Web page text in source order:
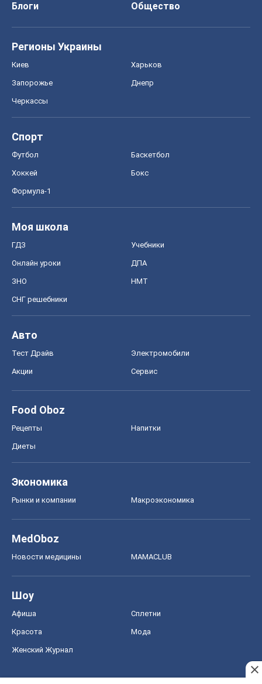
Блоги
Общество
Регионы Украины
Киев Харьков
Запорожье Днепр
Черкассы
Спорт
Футбол Баскетбол
Хоккей Бокс
Формула-1
Моя школа
ГДЗ Учебники
Онлайн уроки ДПА
ЗНО НМТ
СНГ решебники
Авто
Тест Драйв Электромобили
Акции Сервис
Food Oboz
Рецепты Напитки
Диеты
Экономика
Рынки и компании Mакроэкономика
MedOboz
Новости медицины MAMACLUB
Шоу
Афиша Сплетни
Красота Мода
Женский Журнал